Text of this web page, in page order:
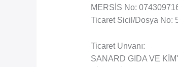
MERSİS No:
Ticaret Sicil/Dosya No:
Ticaret Unvanı:
SANARD GIDA VE